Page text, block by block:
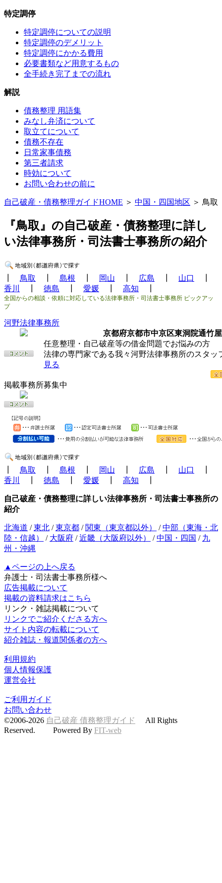
特定調停
特定調停についての説明
特定調停のデメリット
特定調停にかかる費用
必要書類など用意するもの
全手続き完了までの流れ
解説
債務整理 用語集
みなし弁済について
取立てについて
債務不存在
日常家事債務
第三者請求
時効について
お問い合わせの前に
自己破産・債務整理ガイドHOME ＞ 中国・四国地区 ＞ 鳥取
『鳥取』の自己破産・債務整理に詳し
い法律事務所・司法書士事務所の紹介
鳥取 島根 岡山 広島 山口
香川
徳島 愛媛 高知
全国からの相談・依頼に対応している法律事務所・司法書士事務所 ピックアッ
プ
河野法律事務所
京都府京都市中京区東洞院通竹
任意整理・自己破産等の借金問題でお悩みの方
法律の専門家である我々河野法律事務所のスタ
見る
掲載事務所募集中
鳥取 島根 岡山 広島 山口
香川
徳島 愛媛 高知
自己破産・債務整理に詳しい法律事務所・司法書士事務所の
紹介
北海道 /東北 /東京都 / 関東（東京都以外） /中部（東海・北
陸・信越）
/ 大阪府 /近畿（大阪府以外） /中国・四国 / 九
州・沖縄
▲ページの上へ戻る
弁護士・司法書士事務所様へ
広告掲載について
掲載の資料請求はこちら
リンク・雑誌掲載について
リンクでご紹介くださる方へ
サイト内容の転載について
紹介雑誌・報道関係者の方へ
利用規約
個人情報保護
運営会社
ご利用ガイド
お問い合わせ
©2006-2026 自己破産 債務整理ガイド
All Rights
Reserved. Powered By FIT-web